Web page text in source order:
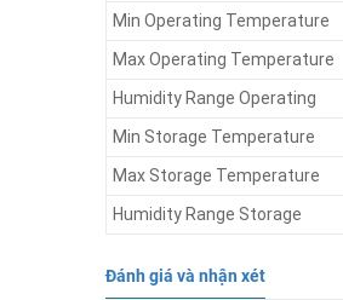
Min Operating Temperature
Max Operating Temperature
Humidity Range Operating
Min Storage Temperature
Max Storage Temperature
Humidity Range Storage
Đánh giá và nhận xét